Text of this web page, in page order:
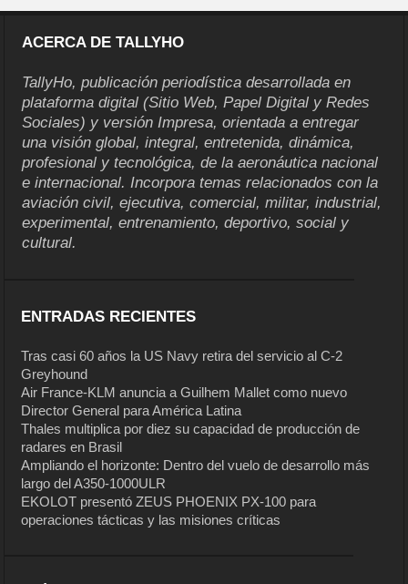
ACERCA DE TALLYHO
TallyHo, publicación periodística desarrollada en
plataforma digital (Sitio Web, Papel Digital y Redes
Sociales) y versión Impresa, orientada a entregar
una visión global, integral, entretenida, dinámica,
profesional y tecnológica, de la aeronáutica nacional
e internacional. Incorpora temas relacionados con la
aviación civil, ejecutiva, comercial, militar, industrial,
experimental, entrenamiento, deportivo, social y
cultural.
ENTRADAS RECIENTES
Tras casi 60 años la US Navy retira del servicio al C-2
Greyhound
Air France-KLM anuncia a Guilhem Mallet como nuevo
Director General para América Latina
Thales multiplica por diez su capacidad de producción de
radares en Brasil
Ampliando el horizonte: Dentro del vuelo de desarrollo más
largo del A350-1000ULR
EKOLOT presentó ZEUS PHOENIX PX-100 para
operaciones tácticas y las misiones críticas